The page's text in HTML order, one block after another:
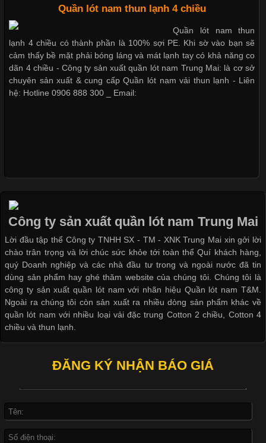
Cập nhật 2026-05-09 15:58:23
Các Form Áo Thun Phổ Biến Hiện Nay Và Xu Hướng Trong
Ngành May Mặc Áo thun là một trong những trang phục quen
thuộc và được sử dụng phổ biến nhất hiện nay. Không chỉ đa
dạng về màu sắc hay chất liệu, áo thun còn có nhiều form dáng
khác nhau để phù hợp với từng phong cách thời trang và nhu
cầu
Áo phông là một trong những trang phục phổ biến nhất trong
đời sống hiện đại nhờ sự tiện lợi, thoải mái và dễ phối đồ.
Không chỉ xuất hiện trong thời trang thường ngày, áo phông còn
được ứng dụng rộng rãi trong ngành sản xuất may mặc, đặc
biệt là các sản phẩm từ vải thun. Hiện nay,
Công Nghệ In Chuyển Nhiệt Trong Ngành Thời Trang Hiện
Cập nhật 2026-04-21 15:41:03
In Chuyển Nhiệt Là Gì? Công Nghệ In Hiện Đại Trong Ngành
là một trong những công nghệ phổ biến nhờ khả năng tạo ra
dụng rộng rãi trong sản xuất áo thun, đồ thể thao
Dễ chịu hơn với quần lót nam giá rẻ vải Cotton 4 chiều
Quần lót nam thun lạnh 4 chiều
Quần lót nam thun
lạnh 4 chiều có thành phần là 100% sợi PE. Khi sờ vào bạn sẽ
cảm thấy bề mặt phải bóng láng và mát lạnh tay có khả năng co
dãn 4 chiều - Công ty sản xuất quần lót nam Trung Mai: là cơ sở
chuyên sản xuất & cung cấp Quần lót nam vải thun lạnh - Liên
hệ: Hotline 0906 888 300 _ Email:
Công ty sản xuất quần lót nam Trung Mai
Lời đầu tập thể Công ty TNHH SX - TM - XNK Trung Mai xin gởi lời
chào trân trọng và lời chúc sức khỏe tới toàn thể Quí khách hàng,
quý Doanh nghiệp và các nhà đầu tư trong và ngoài nước đã tin
dùng sản phẩm hay ghé thăm website của chúng tôi. Chúng tôi là
công ty sản xuất quần lót nam với nhãn hiệu Quần lót nam T&M.
Ngoài ra chúng tôi còn sản xuất ra nhiều dòng sản phẩm khác về
quần lót nam với nhiều loại vải đặc trung Cotton 2 chiều, Cotton 4
chiều và thun lạnh.
ĐĂNG KÝ NHẬN BÁO GIÁ